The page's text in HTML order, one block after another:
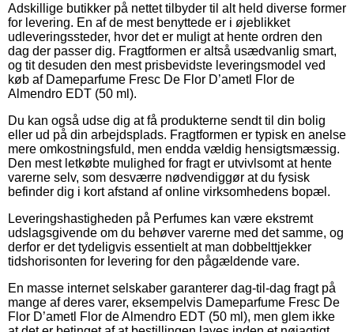
Adskillige butikker på nettet tilbyder til alt held diverse former
for levering. En af de mest benyttede er i øjeblikket
udleveringssteder, hvor det er muligt at hente ordren den
dag der passer dig. Fragtformen er altså usædvanlig smart,
og tit desuden den mest prisbevidste leveringsmodel ved
køb af Dameparfume Fresc De Flor D’ametl Flor de
Almendro EDT (50 ml).
Du kan også udse dig at få produkterne sendt til din bolig
eller ud på din arbejdsplads. Fragtformen er typisk en anelse
mere omkostningsfuld, men endda vældig hensigtsmæssig.
Den mest letkøbte mulighed for fragt er utvivlsomt at hente
varerne selv, som desværre nødvendiggør at du fysisk
befinder dig i kort afstand af online virksomhedens bopæl.
Leveringshastigheden på Perfumes kan være ekstremt
udslagsgivende om du behøver varerne med det samme, og
derfor er det tydeligvis essentielt at man dobbelttjekker
tidshorisonten for levering for den pågældende vare.
En masse internet selskaber garanterer dag-til-dag fragt på
mange af deres varer, eksempelvis Dameparfume Fresc De
Flor D’ametl Flor de Almendro EDT (50 ml), men glem ikke